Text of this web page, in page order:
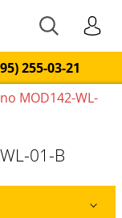
255-03-21
MOD142-WL-
01-B